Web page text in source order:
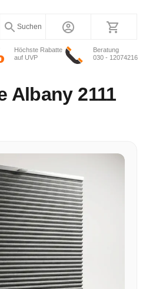
Höchste Rabatte
auf UVP
Beratung
030 - 12074216
Suchen
Albany 2111